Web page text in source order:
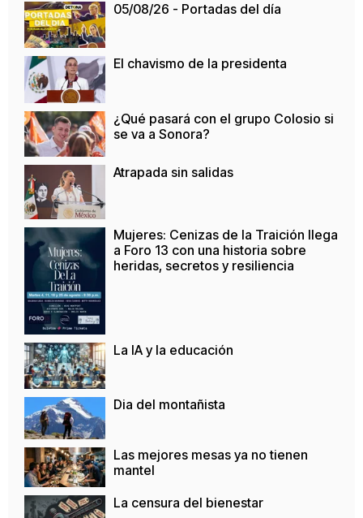
05/08/26 - Portadas del día
El chavismo de la presidenta
¿Qué pasará con el grupo Colosio si
se va a Sonora?
Atrapada sin salidas
Mujeres: Cenizas de la Traición llega
a Foro 13 con una historia sobre
heridas, secretos y resiliencia
La IA y la educación
Dia del montañista
Las mejores mesas ya no tienen
mantel
La censura del bienestar